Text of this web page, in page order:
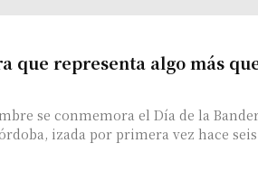
que representa algo más
se conmemora el Día de la
izada por primera vez hace seis